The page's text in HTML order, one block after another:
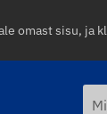
omast sisu, ja